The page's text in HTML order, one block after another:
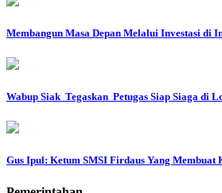
Membangun Masa Depan Melalui Investasi di
Wabup Siak Tegaskan Petugas Siap Siaga di
Gus Ipul: Ketum SMSI Firdaus Yang Membuat